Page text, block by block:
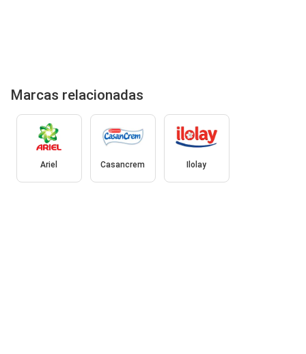
Marcas relacionadas
Ariel Casancrem Ilolay